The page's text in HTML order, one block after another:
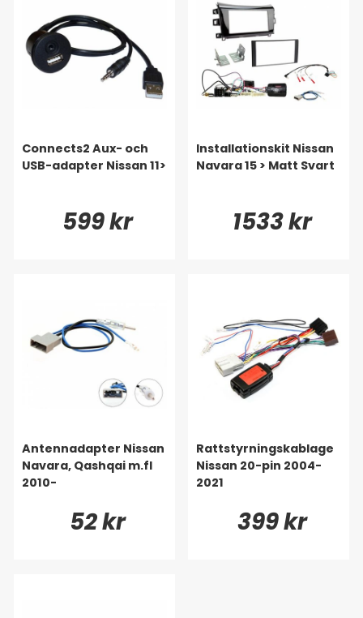
Connects2 Aux- och
USB-adapter Nissan 11>
599 kr
Installationskit Nissan
Navara 15 > Matt Svart
1533 kr
Antennadapter Nissan
Navara, Qashqai m.fl
2010-
52 kr
Rattstyrningskablage
Nissan 20-pin 2004-
2021
399 kr